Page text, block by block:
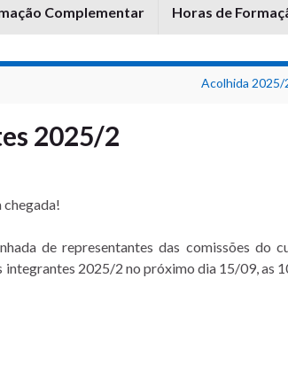
Complementar Horas de
Acolhida 2025/
2025/2
chegada!
de representantes das comissões do
2025/2 no próximo dia 15/09, as